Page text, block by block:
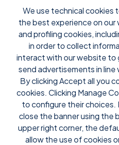
We use technical cookies
the best experience on our
and profiling cookies,
in order to collect
interact with our website to
send advertisements in
By clicking Accept all you
cookies. Clicking Manage
to configure their choices.
close the banner using the
upper right corner, the
allow the use of cookies
Support Tutoriales
Cómo ejecutar
como
usuario normal